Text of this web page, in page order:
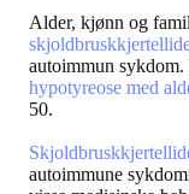
Alder, kjønn og
autoimmun
hypotyreose med
50.
autoimmune